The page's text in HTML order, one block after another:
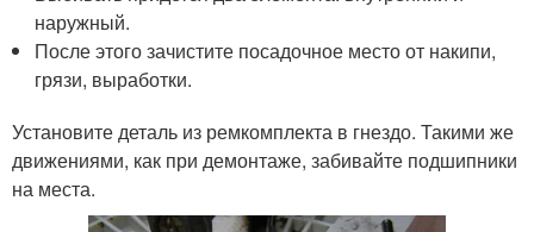
наружный.
После этого зачистите посадочное место от накипи,
грязи, выработки.
Установите деталь из ремкомплекта в гнездо. Такими же
движениями, как при демонтаже, забивайте подшипники
на места.